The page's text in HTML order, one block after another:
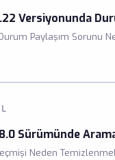
Versiyonunda
Paylaşım Sorunu
Sürümünde
Neden